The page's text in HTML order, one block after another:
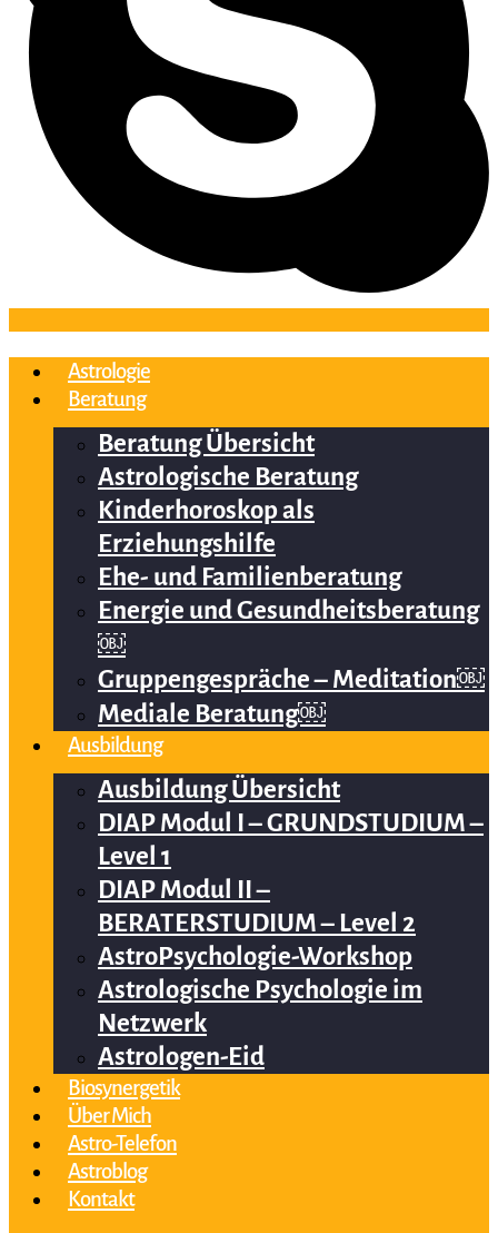
Astrologie
Beratung
Beratung Übersicht
Astrologische Beratung
Kinderhoroskop als
Erziehungshilfe
Ehe- und Familienberatung
Energie und Gesundheitsberatung
￼
Gruppengespräche – Meditation￼
Mediale Beratung￼
Ausbildung
Ausbildung Übersicht
DIAP Modul I – GRUNDSTUDIUM –
Level 1
DIAP Modul II –
BERATERSTUDIUM – Level 2
AstroPsychologie-Workshop
Astrologische Psychologie im
Netzwerk
Astrologen-Eid
Biosynergetik
Über Mich
Astro-Telefon
Astroblog
Kontakt